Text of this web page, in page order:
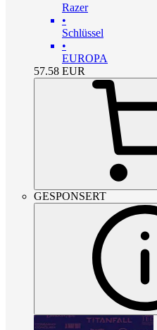
Razer
•
Schlüssel
•
EUROPA
57.58 EUR
GESPONSERT